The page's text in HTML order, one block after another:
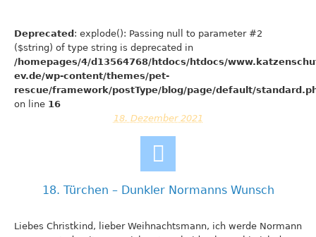
Deprecated: explode(): Passing null to parameter #2
($string) of type string is deprecated in
/homepages/4/d13564768/htdocs/htdocs/
ev.de/wp-content/themes/pet-
rescue/framework/postType/blog/page/default/
on line 16
18. Dezember 2021
18. Türchen – Dunkler Normanns Wunsch
Liebes Christkind, lieber Weihnachtsmann, ich werde Normann